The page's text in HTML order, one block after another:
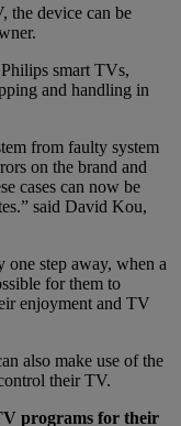
the device can be
smart TVs,
and handling in
from faulty system
on the brand and
cases can now be
said David Kou,
one step away, when a
for them to
enjoyment and TV
also make use of the
their TV.
programs for their